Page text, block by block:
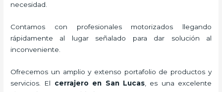
necesidad.
Contamos con profesionales motorizados llegando
rápidamente al lugar señalado para dar solución al
inconveniente.
Ofrecemos un amplio y extenso portafolio de productos y
servicios. El cerrajero en San Lucas, es una excelente